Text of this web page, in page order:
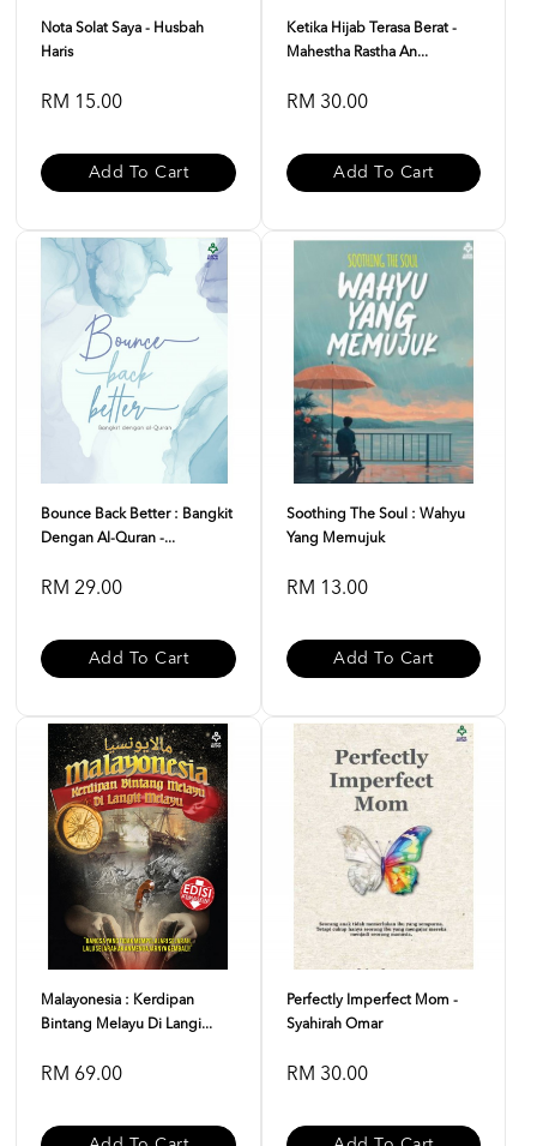
Nota Solat Saya - Husbah
Haris
RM 15.00
Add To Cart
Ketika Hijab Terasa Berat -
Mahestha Rastha An...
RM 30.00
Add To Cart
Bounce Back Better : Bangkit
Dengan Al-Quran -...
RM 29.00
Add To Cart
Soothing The Soul : Wahyu
Yang Memujuk
RM 13.00
Add To Cart
Malayonesia : Kerdipan
Bintang Melayu Di Langi...
RM 69.00
Perfectly Imperfect Mom -
Syahirah Omar
RM 30.00